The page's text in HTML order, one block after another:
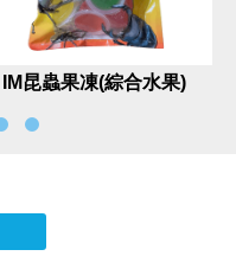
IM昆蟲果凍(綜合水果)